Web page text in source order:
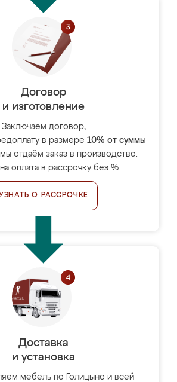
Договор
и изготовление
Заключаем договор,
в размере 10% от суммы
отдаём заказ в производство.
оплата в рассрочку без %.
О РАССРОЧКЕ
Доставка
и установка
мебель по Голицыно и всей